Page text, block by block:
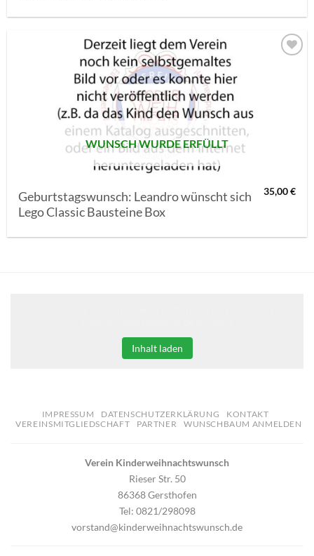
WUNSCH WURDE ERFÜLLT
Geburtstagswunsch: Leandro wünscht sich
Lego Classic Bausteine Box
35,00€
Inhalt laden
IMPRESSUM DATENSCHUTZERKLÄRUNG
KONTAKT
VEREINSMITGLIEDSCHAFT
PARTNER WUNSCHBAUM ANMELDEN
Verein Kinderweihnachtswunsch
Rieser Str. 50
86368 Gersthofen
Tel: 0821/298098
vorstand@kinderweihnachtswunsch.de